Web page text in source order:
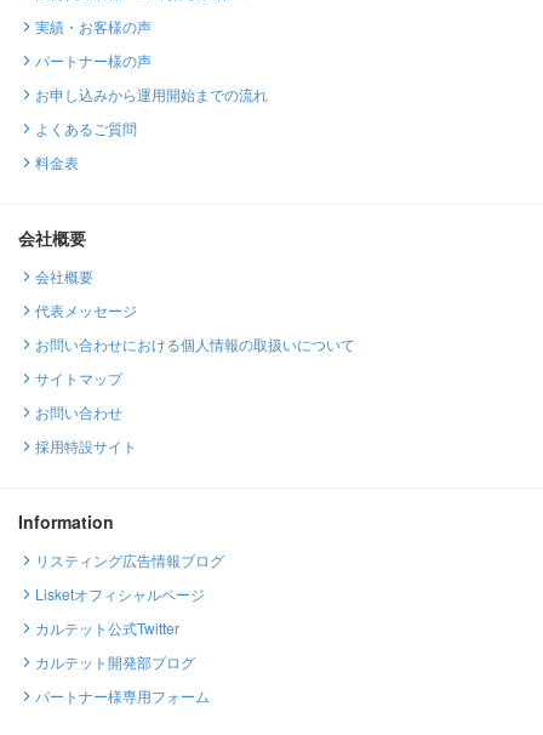
実績・お客様の声
パートナー様の声
お申し込みから運用開始までの流れ
よくあるご質問
料金表
会社概要
会社概要
代表メッセージ
お問い合わせにおける個人情報の取扱いについて
サイトマップ
お問い合わせ
採用特設サイト
Information
リスティング広告情報ブログ
Lisketオフィシャルページ
カルテット公式Twitter
カルテット開発部ブログ
パートナー様専用フォーム